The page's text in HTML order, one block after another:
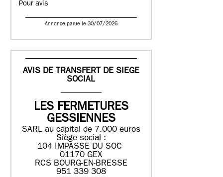
Pour avis
Annonce parue le 30/07/2026
AVIS DE TRANSFERT DE SIEGE
SOCIAL
LES FERMETURES
GESSIENNES
SARL au capital de 7.000 euros
Siège social :
104 IMPASSE DU SOC
01170 GEX
RCS BOURG-EN-BRESSE
951 339 308